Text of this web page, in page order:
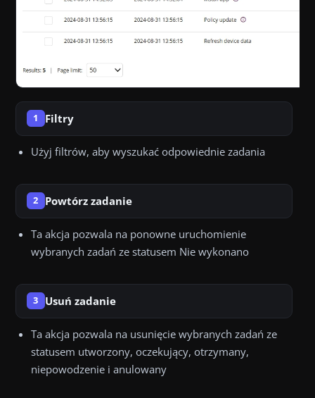
1 Filtry
Użyj filtrów, aby wyszukać odpowiednie zadania
2 Powtórz zadanie
Ta akcja pozwala na ponowne uruchomienie
wybranych zadań ze statusem Nie wykonano
3 Usuń zadanie
Ta akcja pozwala na usunięcie wybranych zadań ze
statusem utworzony, oczekujący, otrzymany,
niepowodzenie i anulowany